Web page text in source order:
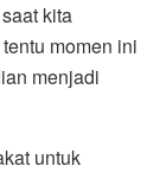
kita
momen ini
menjadi
untuk